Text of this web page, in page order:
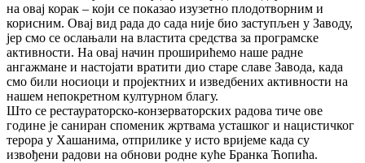
на овај корак – који се показао изузетно плодотворним и
корисним. Овај вид рада до сада није био заступљен у Заводу,
јер смо се ослањали на властита средства за програмске
активности. На овај начин проширићемо наше радне
ангажмане и настојати вратити дио старе славе Завода, када
смо били носиоци и пројектних и изведбених активности на
нашем непокретном културном благу.
Што се рестаураторско-конзерваторских радова тиче ове
године је саниран споменик жртвама усташког и нацистичког
терора у Хашанима, отприлике у исто вријеме када су
извођени радови на обнови родне куће Бранка Ћопића.